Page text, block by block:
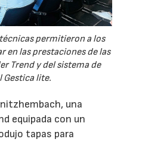
permitieron a los
en las prestaciones de las
Trend y del sistema de
lite.
una
equipada con un
tapas para